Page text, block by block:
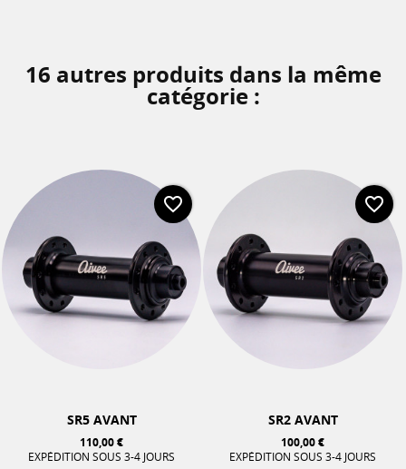
16 autres produits dans la même
catégorie :
SR5 AVANT
110,00 €
EXPÉDITION SOUS 3-4 JOURS
favorite_border
SR2 AVANT
100,00 €
EXPÉDITION SOUS 3-4 JOURS
favorite_border